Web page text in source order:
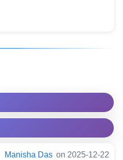
Manisha Das on 2025-12-22